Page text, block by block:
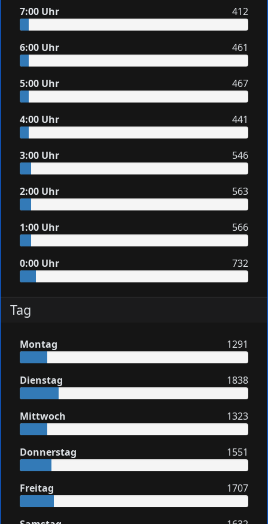
7:00 Uhr 412
6:00 Uhr 461
5:00 Uhr 467
4:00 Uhr 441
3:00 Uhr 546
2:00 Uhr 563
1:00 Uhr 566
0:00 Uhr 732
Tag
Montag 1291
Dienstag 1838
Mittwoch 1323
Donnerstag 1551
Freitag 1707